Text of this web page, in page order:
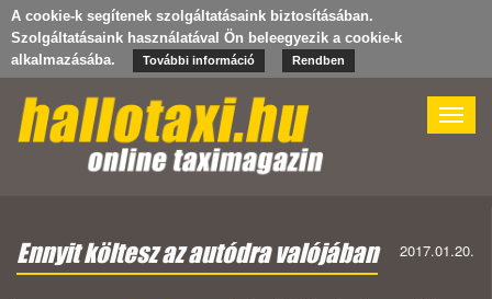
A cookie-k segítenek szolgáltatásaink biztosításában.
Szolgáltatásaink használatával Ön beleegyezik a cookie-k
alkalmazásába.
További információ Rendben
Toggle
Ennyit költesz az autódra valójában 2017.01.20.